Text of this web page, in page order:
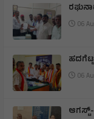
06
06
ಆಗಸ್ಟ್-